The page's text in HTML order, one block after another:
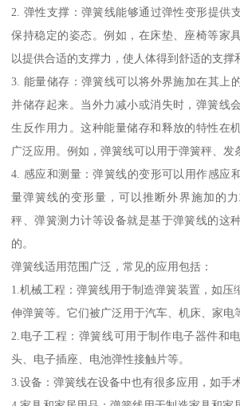
2. 弹性支撑：弹簧线能够通过弹性变形提供
保持稳定的姿态。例如，在床垫、座椅等家
以提供合适的支撑力，使人体得到舒适的支撑
3. 能量储存：弹簧线可以将外界施加在其上
并储存起来。当外力减小或消失时，弹簧线
生反作用力。这种能量储存和释放的特性在
广泛应用。例如，弹簧线可以用于弹簧秤、发
4. 感应和测量：弹簧线的变形可以用作感应
量弹簧线的变形量，可以推断外界施加的
秤、弹簧测力计等设备就是基于弹簧线的这
的。
弹簧线适用范围广泛，常见的应用包括：
1.机械工程：弹簧线用于制造弹簧装置，如压
伸弹簧等。它们被广泛用于汽车、机床、家电
2.电子工程：弹簧线可用于制作电子器件和
头、电子插座、电池弹性接触片等。
3.设备：弹簧线在设备中也有很多应用，如手